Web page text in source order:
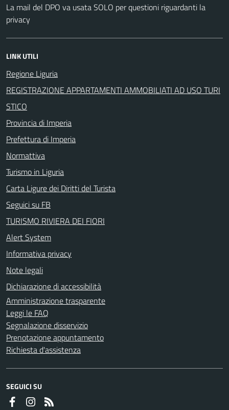
La mail del DPO va usata SOLO per questioni riguardanti la
privacy
LINK UTILI
Regione Liguria
REGISTRAZIONE APPARTAMENTI AMMOBILIATI AD USO TURI
STICO
Provincia di Imperia
Prefettura di Imperia
Normattiva
Turismo in Liguria
Carta Ligure dei Diritti del Turista
Seguici su FB
TURISMO RIVIERA DEI FIORI
Alert System
Informativa privacy
Note legali
Dichiarazione di accessibilità
Amministrazione trasparente
Leggi le FAQ
Segnalazione disservizio
Prenotazione appuntamento
Richiesta d'assistenza
SEGUICI SU